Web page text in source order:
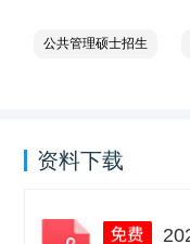
公共管理硕士招生
资料下载